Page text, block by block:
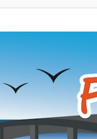
fourgons aménagés,